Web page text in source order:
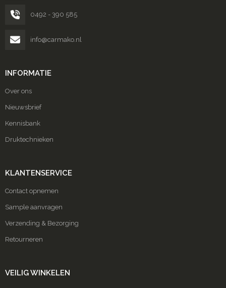
0492 - 390 585
info@carmako.nl
INFORMATIE
Over ons
Nieuwsbrief
Kennisbank
Druktechnieken
KLANTENSERVICE
Contact opnemen
Sample aanvragen
Verzending & Bezorging
Retourneren
VEILIG WINKELEN